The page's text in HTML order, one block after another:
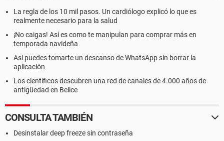
La regla de los 10 mil pasos. Un cardiólogo explicó lo que es
realmente necesario para la salud
¡No caigas! Así es como te manipulan para comprar más en
temporada navideña
Así puedes tomarte un descanso de WhatsApp sin borrar la
aplicación
Los científicos descubren una red de canales de 4.000 años de
antigüedad en Belice
CONSULTA TAMBIÉN
Desinstalar deep freeze sin contraseña